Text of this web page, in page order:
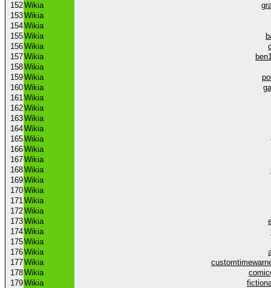
152Wikia
153Wikia
154Wikia
155Wikia
156Wikia
157Wikia
158Wikia
159Wikia
160Wikia
161Wikia
162Wikia
163Wikia
164Wikia
165Wikia
166Wikia
167Wikia
168Wikia
169Wikia
170Wikia
171Wikia
172Wikia
173Wikia
174Wikia
175Wikia
176Wikia
177Wikia
178Wikia
179Wikia